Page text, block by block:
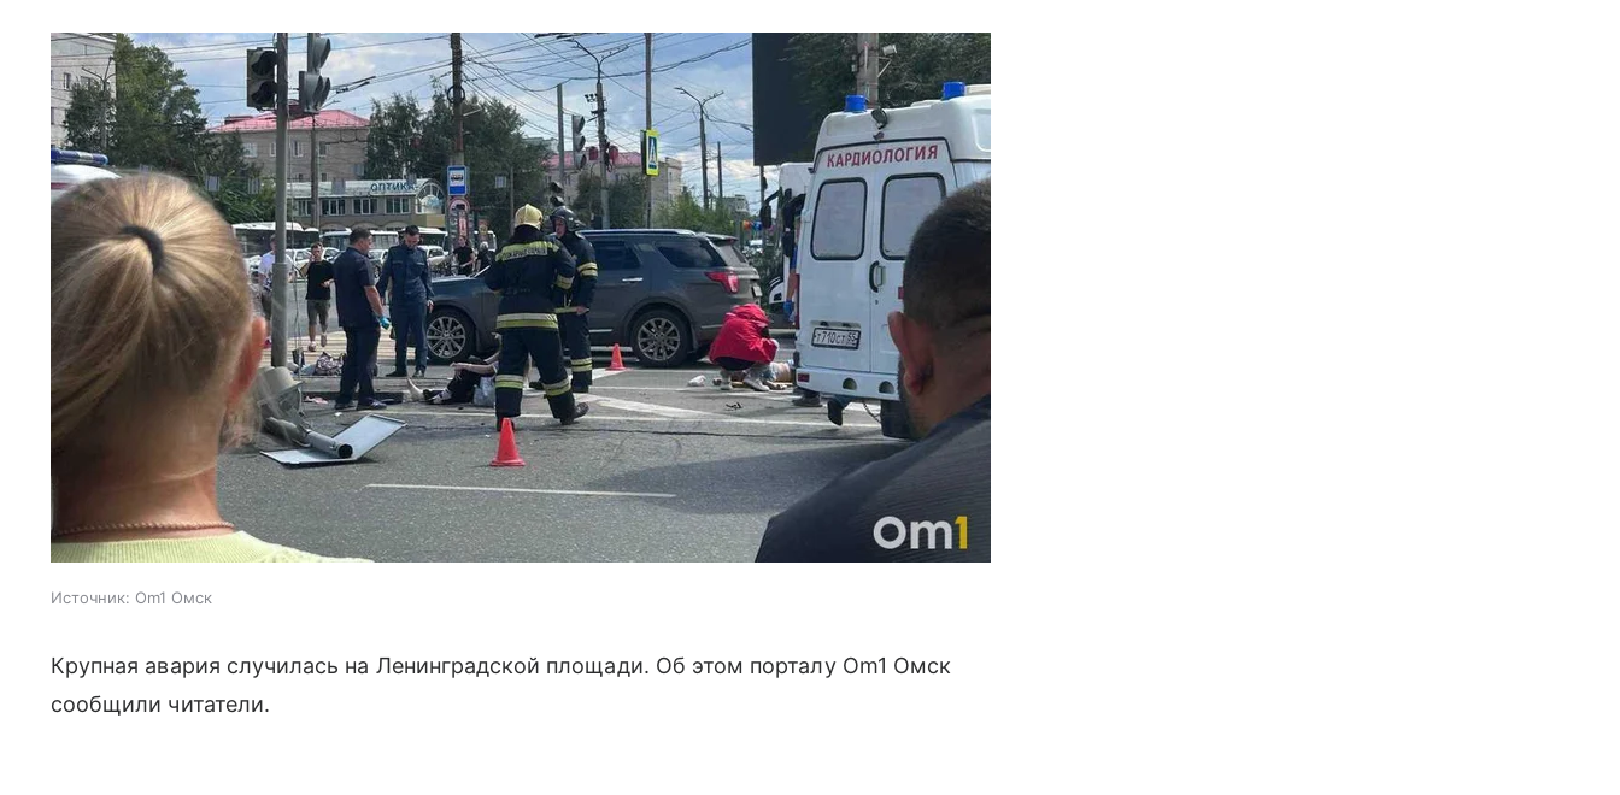
Источник: Om1 Омск
Крупная авария случилась на Ленинградской площади. Об этом порталу Om1 Омск
сообщили читатели.